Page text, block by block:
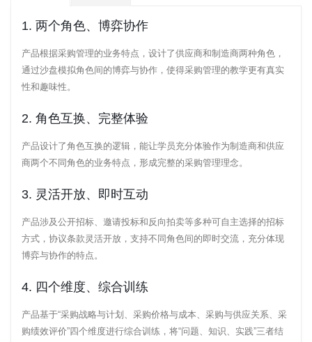
1. 两个角色、博弈协作
产品根据采购管理的业务特点，设计了供应商和制造商两种角色，
通过沙盘模拟角色间的博弈与协作，使得采购管理的教学更有真实
性和趣味性。
2. 角色互换、完整体验
产品设计了角色互换的逻辑，能让学员充分体验作为制造商和供应
商两个不同角色的业务特点，形成完整的采购管理理念。
3. 灵活开放、即时互动
产品涉及公开招标、邀请投标和反向拍卖等多种可自主选择的招标
方式，协议条款灵活开放，支持不同角色间的即时交流，充分体现
博弈与协作的特点。
4. 四个维度、综合训练
产品基于“采购战略与计划、采购价格与成本、采购与供应关系、采
购绩效评价”四个维度进行综合训练，将“问题、知识、实践”三者结